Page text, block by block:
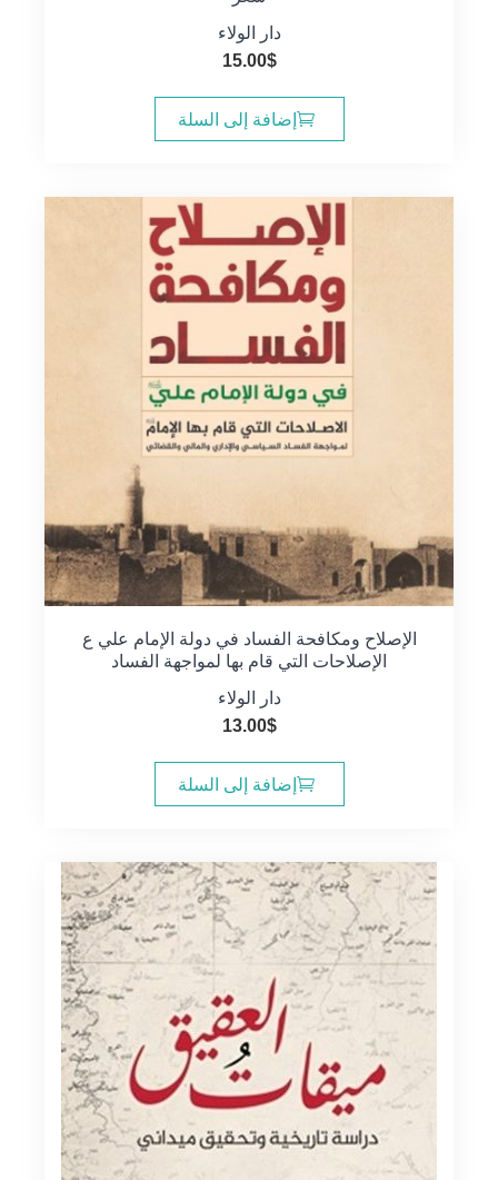
دار الولاء
15.00$
إضافة إلى السلة
الإصلاح ومكافحة الفساد في دولة الإمام علي ع
الإصلاحات التي قام بها لمواجهة الفساد
دار الولاء
13.00$
إضافة إلى السلة